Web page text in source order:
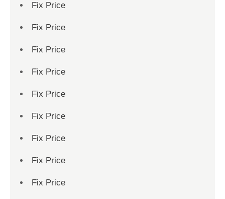
Fix Price
Fix Price
Fix Price
Fix Price
Fix Price
Fix Price
Fix Price
Fix Price
Fix Price